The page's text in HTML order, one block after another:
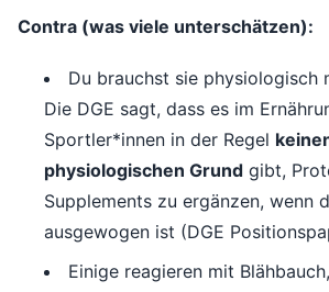
Contra (was viele unterschätzen):
Du brauchst sie physiologisch
Die DGE sagt, dass es im
Sportler*innen in der Regel
physiologischen Grund gibt,
Supplements zu ergänzen, wenn
ausgewogen ist (DGE
Einige reagieren mit